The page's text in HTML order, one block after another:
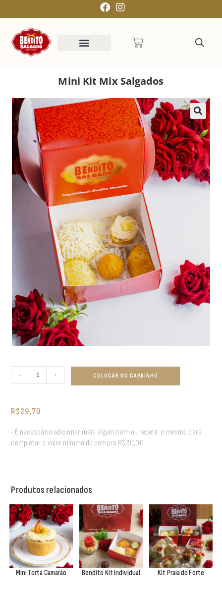
Mini Kit Mix Salgados
- + COLOCAR NO CARRINHO
R$29,70
• É necessário adicionar mais algum item ou repetir o mesmo para
completar o valor mínimo de compra R$30,00
Produtos relacionados
Mini Torta Camarão Bendito Kit Individual Kit Praia do Forte